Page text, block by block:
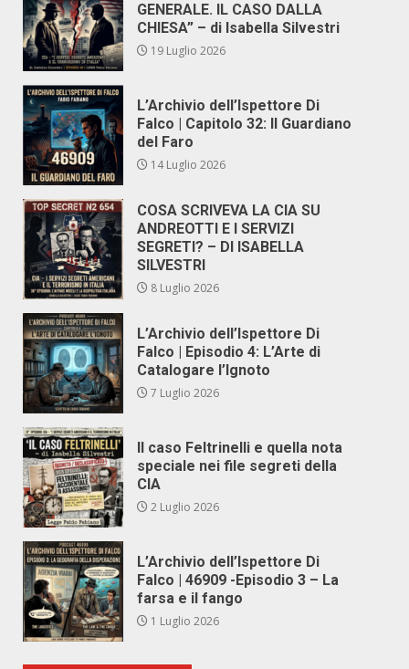
GENERALE. IL CASO DALLA
CHIESA” – di Isabella Silvestri
19 Luglio 2026
L’Archivio dell’Ispettore Di
Falco | Capitolo 32: Il Guardiano
del Faro
14 Luglio 2026
COSA SCRIVEVA LA CIA SU
ANDREOTTI E I SERVIZI
SEGRETI? – DI ISABELLA
SILVESTRI
8 Luglio 2026
L’Archivio dell’Ispettore Di
Falco | Episodio 4: L’Arte di
Catalogare l’Ignoto
7 Luglio 2026
Il caso Feltrinelli e quella nota
speciale nei file segreti della
CIA
2 Luglio 2026
L’Archivio dell’Ispettore Di
Falco | 46909 -Episodio 3 – La
farsa e il fango
1 Luglio 2026